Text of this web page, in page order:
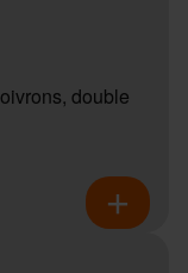
double